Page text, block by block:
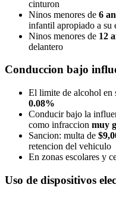
cinturon
Ninos menores de 6
infantil apropiado a su
Ninos menores de 12
delantero
Conduccion bajo
El limite de alcohol en
0.08%
Conducir bajo la
como infraccion muy
Sancion: multa de
retencion del vehiculo
En zonas escolares y
Uso de dispositivos